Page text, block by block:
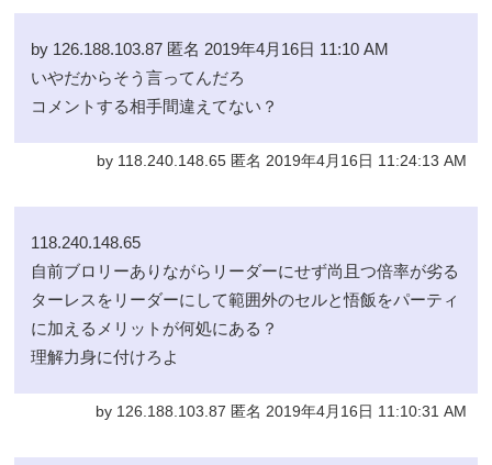
by 126.188.103.87 匿名 2019年4月16日 11:10 AM
いやだからそう言ってんだろ
コメントする相手間違えてない？
by 118.240.148.65 匿名 2019年4月16日 11:24:13 AM
118.240.148.65
自前ブロリーありながらリーダーにせず尚且つ倍率が劣る
ターレスをリーダーにして範囲外のセルと悟飯をパーティ
に加えるメリットが何処にある？
理解力身に付けろよ
by 126.188.103.87 匿名 2019年4月16日 11:10:31 AM